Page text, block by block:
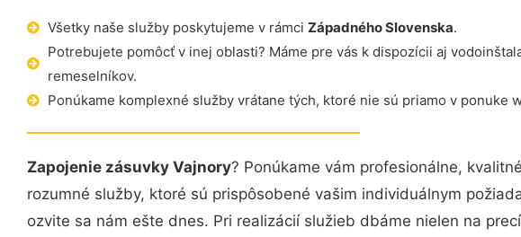
Všetky naše služby poskytujeme v rámci Západného Slovenska.
Potrebujete pomôcť v inej oblasti? Máme pre vás k dispozícii aj
remeselníkov.
Ponúkame komplexné služby vrátane tých, ktoré nie sú priamo v ponuke
Zapojenie zásuvky Vajnory? Ponúkame vám profesionálne,
rozumné služby, ktoré sú prispôsobené vašim individuálnym
ozvite sa nám ešte dnes. Pri realizácií služieb dbáme nielen na